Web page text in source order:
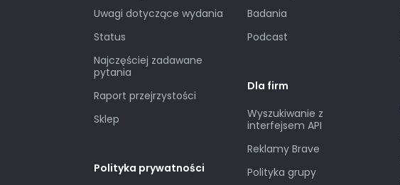
Uwagi dotyczące wydania
Status
Najczęściej zadawane
pytania
Raport przejrzystości
Sklep
Polityka prywatności
Badania
Podcast
Dla firm
Wyszukiwanie z
interfejsem API
Reklamy Brave
Polityka grupy